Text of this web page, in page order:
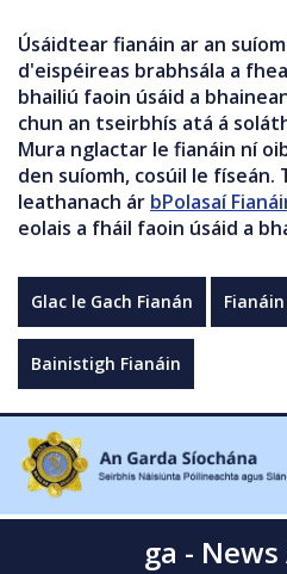
Úsáidtear fianáin ar an
d'eispéireas brabhsála a
bhailiú faoin úsáid a
chun an tseirbhís atá á
Mura nglactar le fianáin ní
den suíomh, cosúil le físeán.
leathanach ár bPolasaí
eolais a fháil faoin úsáid a
Glac le Gach Fianán
Bainistigh Fianáin
ga -